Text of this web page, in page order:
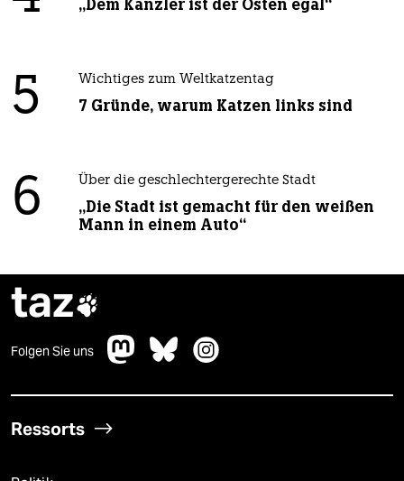
„Dem Kanzler ist der Osten egal“
5 Wichtiges zum Weltkatzentag
7 Gründe, warum Katzen links sind
6 Über die geschlechtergerechte Stadt
„Die Stadt ist gemacht für den weißen
Mann in einem Auto“
taz
Folgen Sie uns
Ressorts